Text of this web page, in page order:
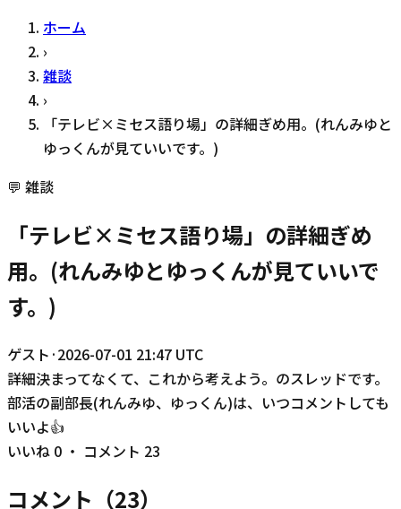
ホーム
›
雑談
›
「テレビ×ミセス語り場」の詳細ぎめ用。(れんみゆと
ゆっくんが見ていいです。)
💬 雑談
「テレビ×ミセス語り場」の詳細ぎめ
用。(れんみゆとゆっくんが見ていいで
す。)
ゲスト ·2026-07-01 21:47 UTC
詳細決まってなくて、これから考えよう。のスレッドです。
部活の副部長(れんみゆ、ゆっくん)は、いつコメントしても
いいよ👍️
いいね 0 ・ コメント 23
コメント（23）